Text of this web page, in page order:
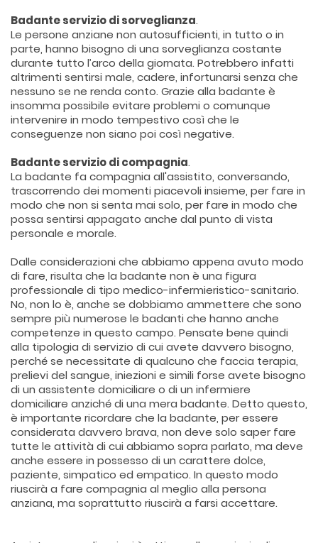
Badante servizio di sorveglianza.
Le persone anziane non autosufficienti, in tutto o in
parte, hanno bisogno di una sorveglianza costante
durante tutto l’arco della giornata. Potrebbero infatti
altrimenti sentirsi male, cadere, infortunarsi senza che
nessuno se ne renda conto. Grazie alla badante è
insomma possibile evitare problemi o comunque
intervenire in modo tempestivo così che le
conseguenze non siano poi così negative.
Badante servizio di compagnia.
La badante fa compagnia all'assistito, conversando,
trascorrendo dei momenti piacevoli insieme, per fare in
modo che non si senta mai solo, per fare in modo che
possa sentirsi appagato anche dal punto di vista
personale e morale.
Dalle considerazioni che abbiamo appena avuto modo
di fare, risulta che la badante non è una figura
professionale di tipo medico-infermieristico-sanitario.
No, non lo è, anche se dobbiamo ammettere che sono
sempre più numerose le badanti che hanno anche
competenze in questo campo. Pensate bene quindi
alla tipologia di servizio di cui avete davvero bisogno,
perché se necessitate di qualcuno che faccia terapia,
prelievi del sangue, iniezioni e simili forse avete bisogno
di un assistente domiciliare o di un infermiere
domiciliare anziché di una mera badante. Detto questo,
è importante ricordare che la badante, per essere
considerata davvero brava, non deve solo saper fare
tutte le attività di cui abbiamo sopra parlato, ma deve
anche essere in possesso di un carattere dolce,
paziente, simpatico ed empatico. In questo modo
riuscirà a fare compagnia al meglio alla persona
anziana, ma soprattutto riuscirà a farsi accettare.